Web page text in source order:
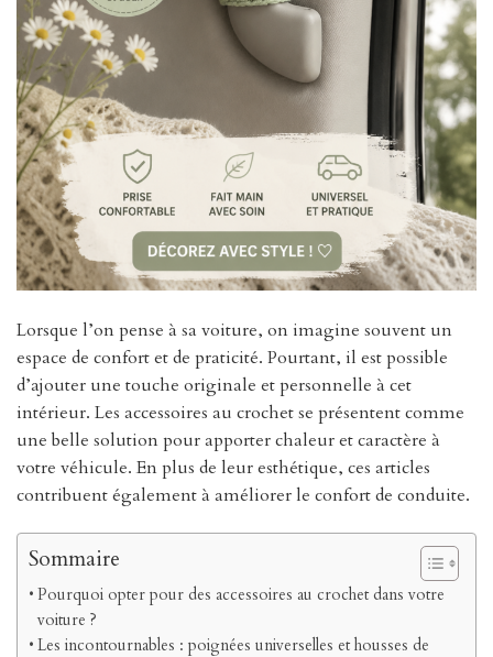
Lorsque l’on pense à sa voiture, on imagine souvent un
espace de confort et de praticité. Pourtant, il est possible
d’ajouter une touche originale et personnelle à cet
intérieur. Les accessoires au crochet se présentent comme
une belle solution pour apporter chaleur et caractère à
votre véhicule. En plus de leur esthétique, ces articles
contribuent également à améliorer le confort de conduite.
Sommaire
Pourquoi opter pour des accessoires au crochet dans votre
voiture ?
Les incontournables : poignées universelles et housses de